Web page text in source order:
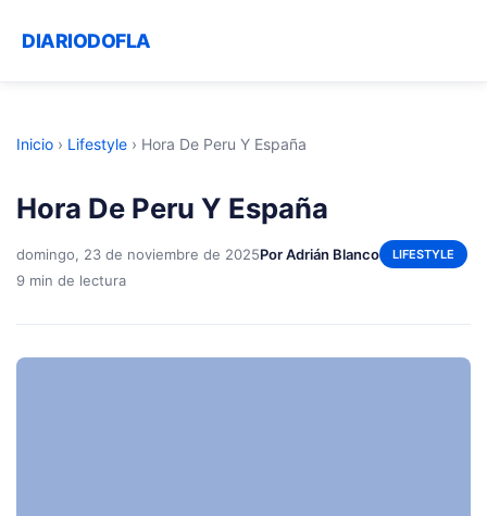
DIARIODOFLA
Inicio › Lifestyle › Hora De Peru Y España
Hora De Peru Y España
domingo, 23 de noviembre de 2025Por Adrián Blanco LIFESTYLE
9 min de lectura